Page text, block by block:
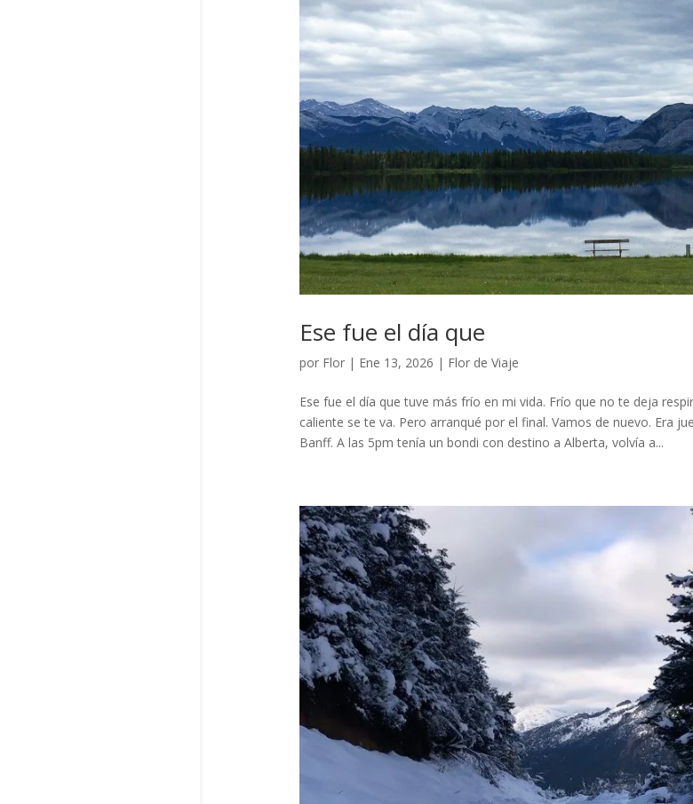
Ese fue el día que
por Flor| Ene 13, 2026 | Flor de Viaje
Ese fue el día que tuve más frío en mi vida. Frío que no te deja
caliente se te va. Pero arranqué por el final. Vamos de nuevo. Era
Banff. A las 5pm tenía un bondi con destino a Alberta, volvía a...